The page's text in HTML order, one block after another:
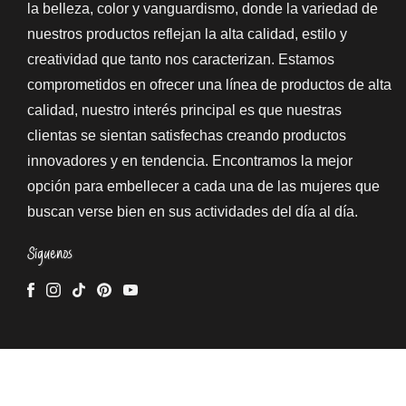
la belleza, color y vanguardismo, donde la variedad de
nuestros productos reflejan la alta calidad, estilo y
creatividad que tanto nos caracterizan. Estamos
comprometidos en ofrecer una línea de productos de alta
calidad, nuestro interés principal es que nuestras
clientas se sientan satisfechas creando productos
innovadores y en tendencia. Encontramos la mejor
opción para embellecer a cada una de las mujeres que
buscan verse bien en sus actividades del día al día.
Síguenos
Facebook
Instagram
TikTokPinterestYouTube